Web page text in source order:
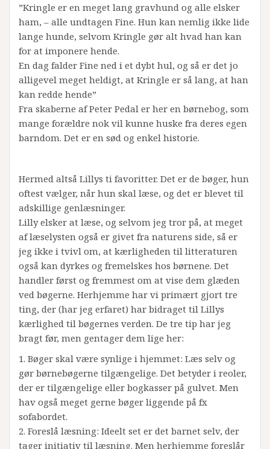
”Kringle er en meget lang gravhund og alle elsker
ham, – alle undtagen Fine. Hun kan nemlig ikke lide
lange hunde, selvom Kringle gør alt hvad han kan
for at imponere hende.
En dag falder Fine ned i et dybt hul, og så er det jo
alligevel meget heldigt, at Kringle er så lang, at han
kan redde hende”
Fra skaberne af Peter Pedal er her en børnebog, som
mange forældre nok vil kunne huske fra deres egen
barndom. Det er en sød og enkel historie.
Hermed altså Lillys ti favoritter. Det er de bøger, hun
oftest vælger, når hun skal læse, og det er blevet til
adskillige genlæsninger.
Lilly elsker at læse, og selvom jeg tror på, at meget
af læselysten også er givet fra naturens side, så er
jeg ikke i tvivl om, at kærligheden til litteraturen
også kan dyrkes og fremelskes hos børnene. Det
handler først og fremmest om at vise dem glæden
ved bøgerne. Herhjemme har vi primært gjort tre
ting, der (har jeg erfaret) har bidraget til Lillys
kærlighed til bøgernes verden. De tre tip har jeg
bragt før, men gentager dem lige her:
1. Bøger skal være synlige i hjemmet: Læs selv og
gør børnebøgerne tilgængelige. Det betyder i reoler,
der er tilgængelige eller bogkasser på gulvet. Men
hav også meget gerne bøger liggende på fx
sofabordet.
2. Foreslå læsning: Ideelt set er det barnet selv, der
tager initiativ til læsning. Men herhjemme foreslår